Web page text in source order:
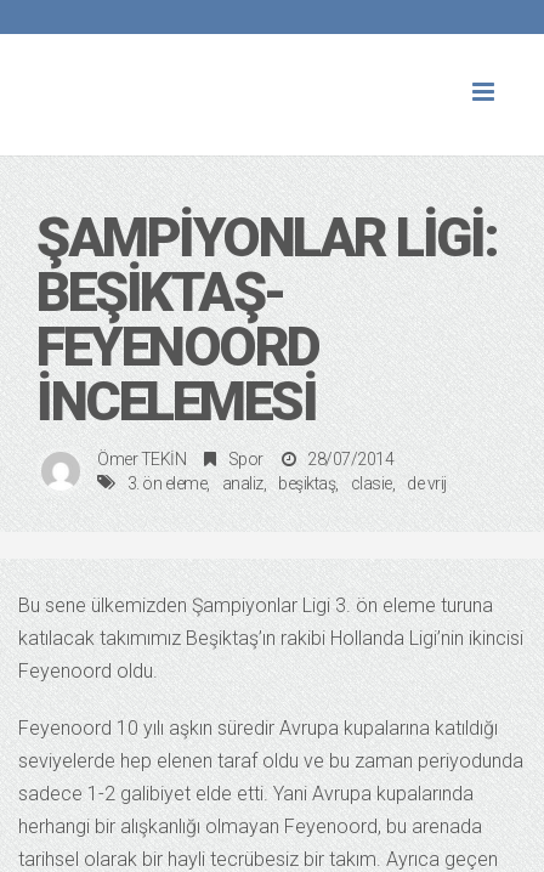
ŞAMPIYONLAR LIGI:
BEŞIKTAŞ-
FEYENOORD
İNCELEMESI
Ömer TEKİN Spor
28/07/2014
3. ön eleme
analiz beşiktaş clasie de vrij
Bu sene ülkemizden Şampiyonlar Ligi 3. ön eleme turuna
katılacak takımımız Beşiktaş’ın rakibi Hollanda Ligi’nin ikincisi
Feyenoord oldu.
Feyenoord 10 yılı aşkın süredir Avrupa kupalarına katıldığı
seviyelerde hep elenen taraf oldu ve bu zaman periyodunda
sadece 1-2 galibiyet elde etti. Yani Avrupa kupalarında
herhangi bir alışkanlığı olmayan Feyenoord, bu arenada
tarihsel olarak bir hayli tecrübesiz bir takım. Ayrıca geçen